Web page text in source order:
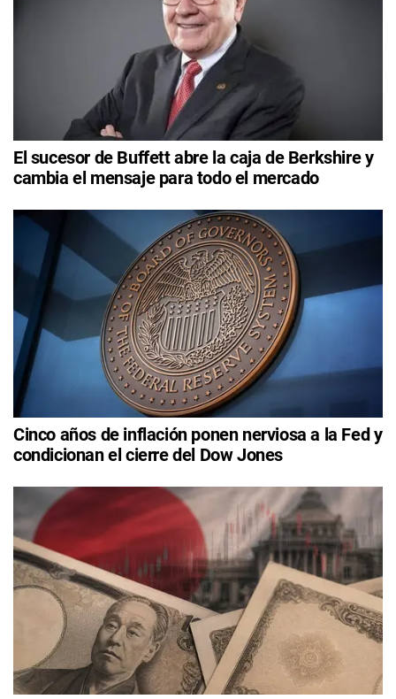
El sucesor de Buffett abre la caja de Berkshire y
cambia el mensaje para todo el mercado
Cinco años de inflación ponen nerviosa a la Fed y
condicionan el cierre del Dow Jones